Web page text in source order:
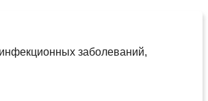
заболеваний,